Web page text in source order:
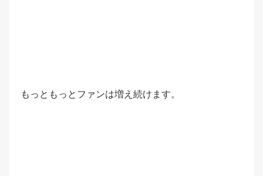
もっともっとファンは増え続けます。